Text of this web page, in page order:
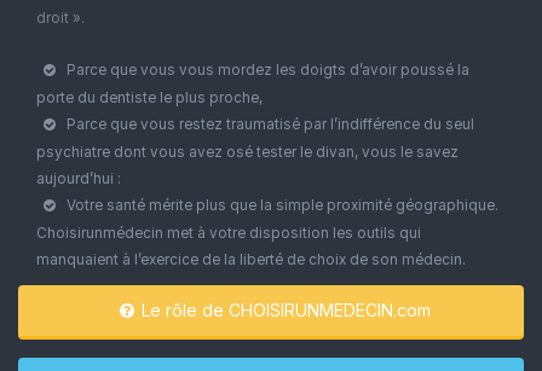
droit ».
Parce que vous vous mordez les doigts d’avoir poussé la
porte du dentiste le plus proche,
Parce que vous restez traumatisé par l’indifférence du seul
psychiatre dont vous avez osé tester le divan, vous le savez
aujourd’hui :
Votre santé mérite plus que la simple proximité géographique.
Choisirunmédecin met à votre disposition les outils qui
manquaient à l’exercice de la liberté de choix de son médecin.
Le rôle de CHOISIRUNMEDECIN.com